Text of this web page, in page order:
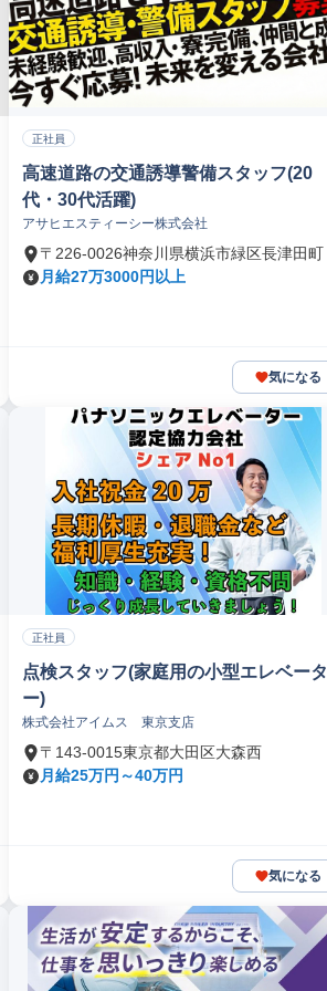
正社員
高速道路の交通誘導警備スタッフ(20
代・30代活躍)
アサヒエスティーシー株式会社
〒226-0026神奈川県横浜市緑区長津田町
月給27万3000円以上
気になる
正社員
点検スタッフ(家庭用の小型エレベータ
ー)
株式会社アイムス 東京支店
〒143-0015東京都大田区大森西
月給25万円～40万円
気になる